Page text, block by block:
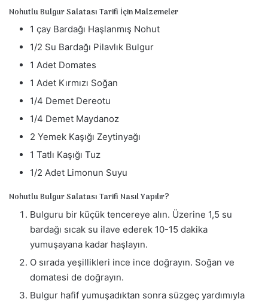
Nohutlu Bulgur Salatası Tarifi İçin Malzemeler
1 çay Bardağı Haşlanmış Nohut
1/2 Su Bardağı Pilavlık Bulgur
1 Adet Domates
1 Adet Kırmızı Soğan
1/4 Demet Dereotu
1/4 Demet Maydanoz
2 Yemek Kaşığı Zeytinyağı
1 Tatlı Kaşığı Tuz
1/2 Adet Limonun Suyu
Nohutlu Bulgur Salatası Tarifi Nasıl Yapılır?
Bulguru bir küçük tencereye alın. Üzerine 1,5 su
bardağı sıcak su ilave ederek 10-15 dakika
yumuşayana kadar haşlayın.
O sırada yeşillikleri ince ince doğrayın. Soğan ve
domatesi de doğrayın.
Bulgur hafif yumuşadıktan sonra süzgeç yardımıyla